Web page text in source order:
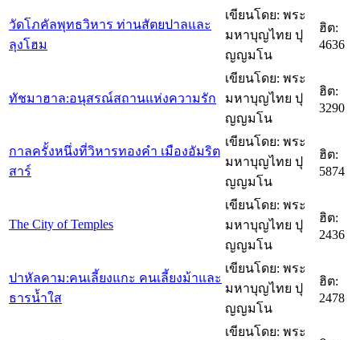
วัดโภคัลพุทธวิหาร ท่านสัตยปาลและ
ลุงโฮม
เขียนโดย: พระ
มหาบุญไทย ปุ
ญญมโน
ฮิต:
4636
ทัชมาฮาล:อนุสรณ์สถานแห่งความรัก
เขียนโดย: พระ
มหาบุญไทย ปุ
ญญมโน
ฮิต:
3290
กาลครั้งหนึ่งที่วิหารทองคำ เมืองอัมริต
สาร์
เขียนโดย: พระ
มหาบุญไทย ปุ
ญญมโน
ฮิต:
5874
The City of Temples
เขียนโดย: พระ
มหาบุญไทย ปุ
ญญมโน
ฮิต:
2436
ปาหัลคาม:คนเลี้ยงแกะ คนเลี้ยงม้าและ
ธารน้ำใส
เขียนโดย: พระ
มหาบุญไทย ปุ
ญญมโน
ฮิต:
2478
เขียนโดย: พระ